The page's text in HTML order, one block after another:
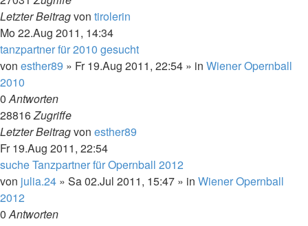
Letzter Beitragvon tirolerin
Mo 22.Aug 2011, 14:34
tanzpartner für 2010 gesucht
von esther89 » Fr 19.Aug 2011, 22:54 » in Wiener Opernball
2010
0Antworten
28816Zugriffe
Letzter Beitragvon esther89
Fr 19.Aug 2011, 22:54
suche Tanzpartner für Opernball 2012
von julia.24 » Sa 02.Jul 2011, 15:47 » in Wiener Opernball
2012
0Antworten